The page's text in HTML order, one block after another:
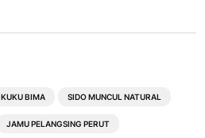
KUKU BIMA SIDO MUNCUL NATURAL
JAMU PELANGSING PERUT